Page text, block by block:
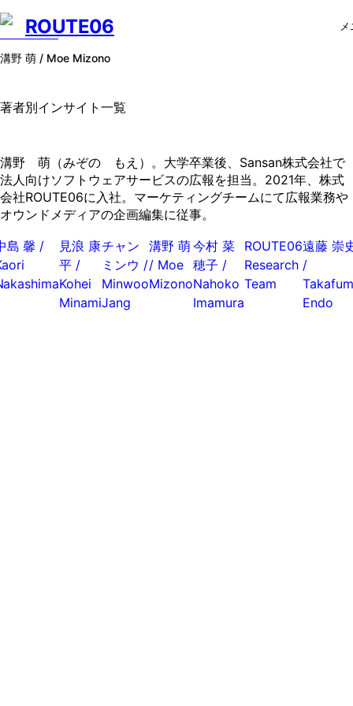
ROUTE06
溝野 萌 / Moe Mizono
著者別インサイト一覧
溝野 萌（みぞの もえ）。大学卒業後、Sansan株式会社で
法人向けソフトウェアサービスの広報を担当。2021年、株式
会社ROUTE06に入社。マーケティングチームにて広報業務や
オウンドメディアの企画編集に従事。
島 馨 /
見浪 康
平 /
Kohei
Minami
チャン
ミンウ /
Minwoo
Jang
溝野 萌
/ Moe
Mizono
今村 菜
穂子 /
Nahoko
Imamura
ROUTE06
Research
Team
遠藤 崇
/
Endo